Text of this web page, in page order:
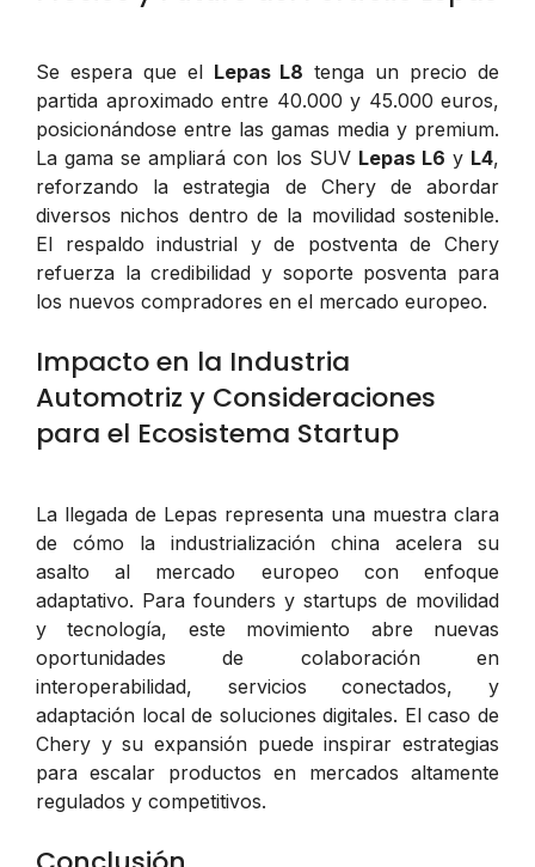
Se espera que el Lepas L8 tenga un precio de
partida aproximado entre 40.000 y 45.000 euros,
posicionándose entre las gamas media y premium.
La gama se ampliará con los SUV Lepas L6 y L4,
reforzando la estrategia de Chery de abordar
diversos nichos dentro de la movilidad sostenible.
El respaldo industrial y de postventa de Chery
refuerza la credibilidad y soporte posventa para
los nuevos compradores en el mercado europeo.
Impacto en la Industria
Automotriz y Consideraciones
para el Ecosistema Startup
La llegada de Lepas representa una muestra clara
de cómo la industrialización china acelera su
asalto al mercado europeo con enfoque
adaptativo. Para founders y startups de movilidad
y tecnología, este movimiento abre nuevas
oportunidades de colaboración en
interoperabilidad, servicios conectados, y
adaptación local de soluciones digitales. El caso de
Chery y su expansión puede inspirar estrategias
para escalar productos en mercados altamente
regulados y competitivos.